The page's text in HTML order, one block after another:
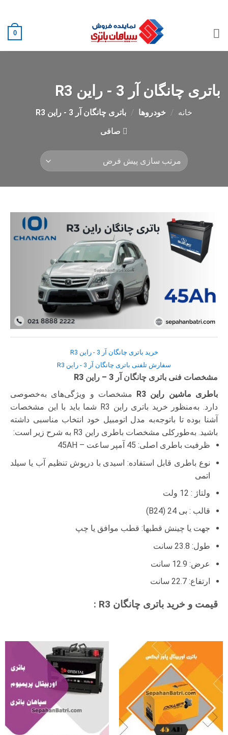
content
0
باتری چانگان آر 3 - راین R3
خانه / خودروها / باتری چانگان آر 3 - راین R3
صافی
خرید باتری چانگان آر 3 - راین R3
سفارش تلفنی باتری چانگان آر 3 - راین R3
مشخصات فنی باتری چانگان آر 3 – راین R3
باطری ماشین راین R3
مشخصات و ویژگی‌های به‌خصوصی
دارد. به‌منظور خرید باتری راین R3 شما باید با این مشخصات
آشنا بوده تا با‌توجه‌به مدل اتومبیل خود انتخاب مناسبی داشته
باشید. به‌طورکلی مشخصات باطری راین R3 به شرح زیر است:
ظرفیت باطری اصلی: 45 آمپر ساعت – 45AH
نوع باطری قابل استفاده: اسیدی با درپوش تنظیم آب یا سیلد
اتمی
ولتاژ : 12 ولت
قالب : بی 24 (B24)
جهت یا چینش قطبها: قطب موافق یا چپ
طول: 23.8 سانت
عرض: 12.9 سانت
ارتفاع: 22.7 سانت
قیمت و خرید باتری چانگان R3 :